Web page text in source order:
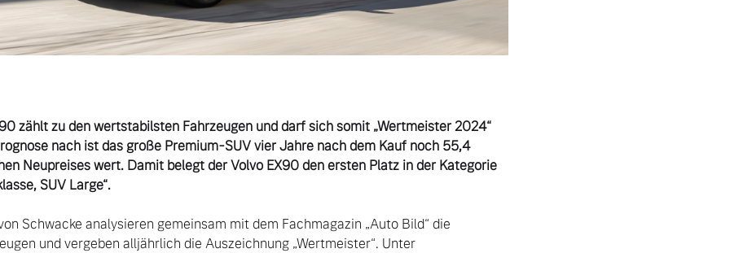
zählt zu den wertstabilsten Fahrzeugen und darf sich somit „Wertmeister 2024“
nach ist das große Premium-SUV vier Jahre nach dem Kauf noch 55,4
Neupreises wert. Damit belegt der Volvo EX90 den ersten Platz in der Kategorie
SUV Large“.
Schwacke analysieren gemeinsam mit dem Fachmagazin „Auto Bild“ die
und vergeben alljährlich die Auszeichnung „Wertmeister“. Unter